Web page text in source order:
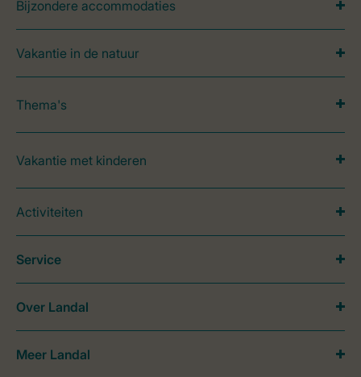
Bijzondere accommodaties
Vakantie in de natuur
Thema's
Vakantie met kinderen
Activiteiten
Service
Over Landal
Meer Landal